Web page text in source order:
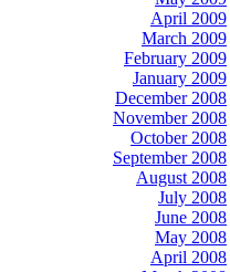
April 2009
March 2009
February 2009
January 2009
December 2008
November 2008
October 2008
September 2008
August 2008
July 2008
June 2008
May 2008
April 2008